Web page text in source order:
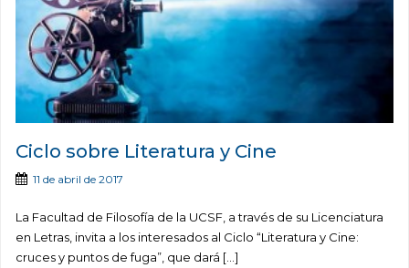
Ciclo sobre Literatura y Cine
11 de abril de 2017
La Facultad de Filosofía de la UCSF, a través de su Licenciatura
en Letras, invita a los interesados al Ciclo “Literatura y Cine:
cruces y puntos de fuga”, que dará […]